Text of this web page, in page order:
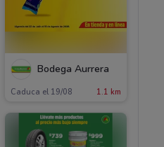
Bodega Aurrera
Caduca el 19/08 1.1 km